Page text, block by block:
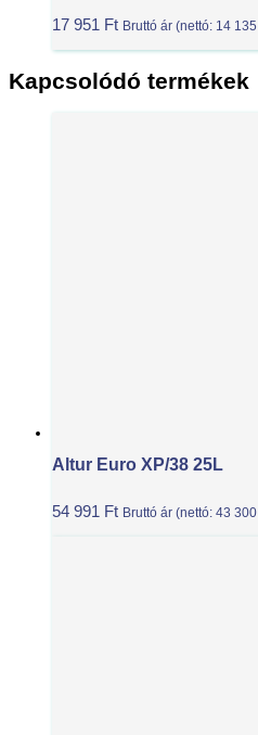
17 951 Ft Bruttó ár (nettó: 14 135
Kapcsolódó termékek
Altur Euro XP/38 25L
54 991 Ft Bruttó ár (nettó: 43 300